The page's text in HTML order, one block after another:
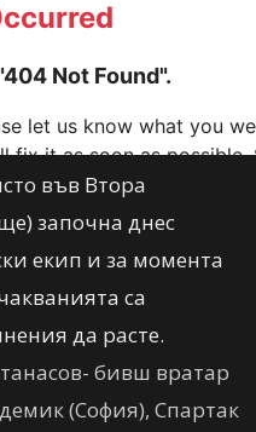
във Втора
започна днес
екип и за момента
са
да расте.
бивш вратар
(София), Спартак